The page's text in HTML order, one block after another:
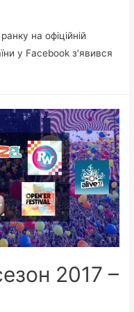
на офіційній
у Facebook з’явився
2017 –